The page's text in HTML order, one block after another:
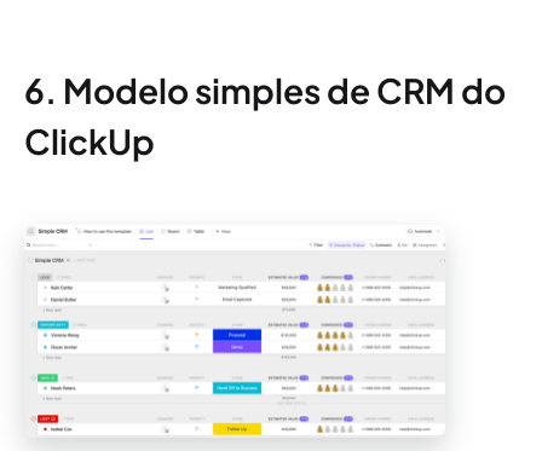
6. Modelo simples de CRM do
ClickUp